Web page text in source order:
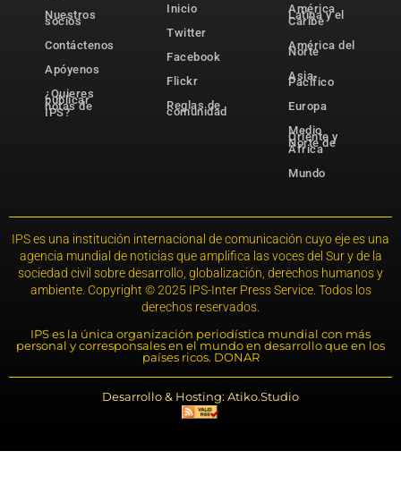
Nuestros
socios
Contáctenos
Apóyenos
¿Quieres
publicar
notas de
IPS?
Inicio
Twitter
Facebook
Flickr
Reglas de
comunidad
América
Latina y el
Caribe
América del
Norte
Asia-
Pacífico
Europa
Medio
Oriente y
Norte de
África
Mundo
IPS es una institución internacional de comunicación cuyo eje es una
agencia mundial de noticias que amplifica las voces del Sur y de la
sociedad civil sobre desarrollo, globalización, derechos humanos y
ambiente. Copyright © 2025 IPS-Inter Press Service. Todos los
derechos reservados.
IPS es la única organización periodística mundial con más
personal y corresponsales en el mundo en desarrollo que en los
países ricos. DONAR
Desarrollo & Hosting: Atiko.Studio